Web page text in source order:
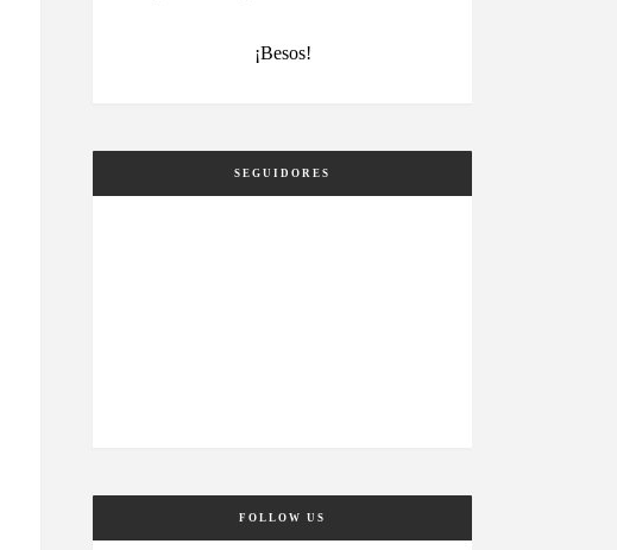
¡Besos!
SEGUIDORES
FOLLOW US